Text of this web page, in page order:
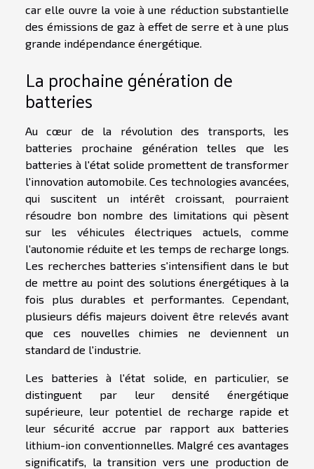
car elle ouvre la voie à une réduction substantielle
des émissions de gaz à effet de serre et à une plus
grande indépendance énergétique.
La prochaine génération de
batteries
Au cœur de la révolution des transports, les
batteries prochaine génération telles que les
batteries à l'état solide promettent de transformer
l'innovation automobile. Ces technologies avancées,
qui suscitent un intérêt croissant, pourraient
résoudre bon nombre des limitations qui pèsent
sur les véhicules électriques actuels, comme
l'autonomie réduite et les temps de recharge longs.
Les recherches batteries s'intensifient dans le but
de mettre au point des solutions énergétiques à la
fois plus durables et performantes. Cependant,
plusieurs défis majeurs doivent être relevés avant
que ces nouvelles chimies ne deviennent un
standard de l'industrie.
Les batteries à l'état solide, en particulier, se
distinguent par leur densité énergétique
supérieure, leur potentiel de recharge rapide et
leur sécurité accrue par rapport aux batteries
lithium-ion conventionnelles. Malgré ces avantages
significatifs, la transition vers une production de